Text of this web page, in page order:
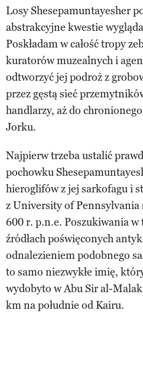
Losy Shesepamuntayesher
abstrakcyjne kwestie
Poskładam w całość tropy
kuratorów muzealnych i
odtworzyć jej podroż z
przez gęstą sieć
handlarzy, aż do
Jorku.
Najpierw trzeba ustalić
pochowku
hieroglifów z jej sarkofagu i
z University of Pennsylvania
600 r. p.n.e. Poszukiwania
źródłach poświęconych
odnalezieniem podobnego
to samo niezwykłe imię,
wydobyto w Abu Sir al-
km na południe od Kairu.